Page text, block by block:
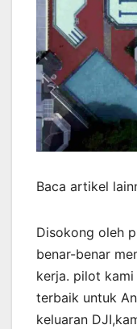
Baca artikel
Disokong oleh
benar-benar
kerja. pilot
terbaik untuk
keluaran